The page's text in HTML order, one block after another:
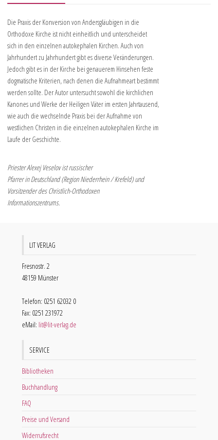
Die Praxis der Konversion von Andersgläubigen in die
Orthodoxe Kirche ist nicht einheitlich und unterscheidet
sich in den einzelnen autokephalen Kirchen. Auch von
Jahrhundert zu Jahrhundert gibt es diverse Veränderungen.
Jedoch gibt es in der Kirche bei genauerem Hinsehen feste
dogmatische Kriterien, nach denen die Aufnahmeart bestimmt
werden sollte. Der Autor untersucht sowohl die kirchlichen
Kanones und Werke der Heiligen Väter im ersten Jahrtausend,
wie auch die wechselnde Praxis bei der Aufnahme von
westlichen Christen in die einzelnen autokephalen Kirche im
Laufe der Geschichte.
Priester Alexej Veselov ist russischer
Pfarrer in Deutschland (Region Niederrhein / Krefeld) und
Vorsitzender des Christlich-Orthodoxen
Informationszentrums.
LIT VERLAG
Fresnostr. 2
48159 Münster
Telefon: 0251 62032 0
Fax: 0251 231972
eMail: lit@lit-verlag.de
SERVICE
Bibliotheken
Buchhandlung
FAQ
Preise und Versand
Widerrufsrecht